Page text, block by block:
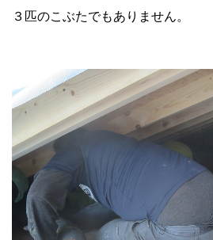
３匹のこぶたでもありません。